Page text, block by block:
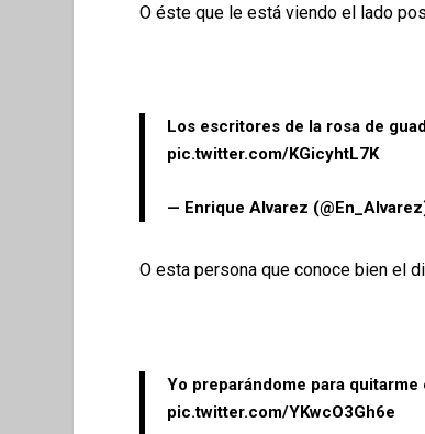
O éste que le está viendo el lado
Los escritores de la rosa de
pic.twitter.com/KGicyhtL7K
— Enrique Alvarez
O esta persona que conoce bien el
Yo preparándome para
pic.twitter.com/YKwcO3Gh6e